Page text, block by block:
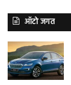
ऑटो जगत